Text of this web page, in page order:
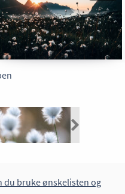
du bruke ønskelisten og